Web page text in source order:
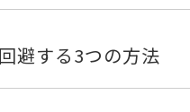
避する3つの方法